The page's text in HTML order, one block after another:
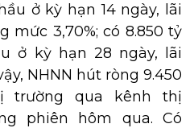
ở kỳ hạn 14 ngày, lãi
mức 3,70%; có 8.850 tỷ
ở kỳ hạn 28 ngày, lãi
NHNN hút ròng 9.450
trường qua kênh thị
phiên hôm qua. Có